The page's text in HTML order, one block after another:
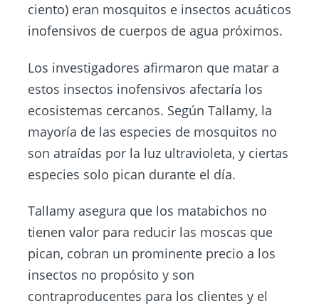
ciento) eran mosquitos e insectos acuáticos
inofensivos de cuerpos de agua próximos.
Los investigadores afirmaron que matar a
estos insectos inofensivos afectaría los
ecosistemas cercanos. Según Tallamy, la
mayoría de las especies de mosquitos no
son atraídas por la luz ultravioleta, y ciertas
especies solo pican durante el día.
Tallamy asegura que los matabichos no
tienen valor para reducir las moscas que
pican, cobran un prominente precio a los
insectos no propósito y son
contraproducentes para los clientes y el